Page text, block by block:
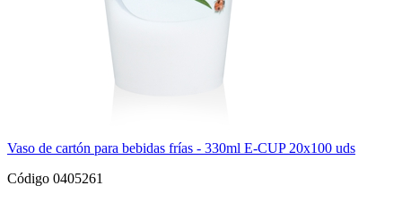
Vaso de cartón para bebidas frías - 330ml E-CUP 20x100 uds
Código 0405261